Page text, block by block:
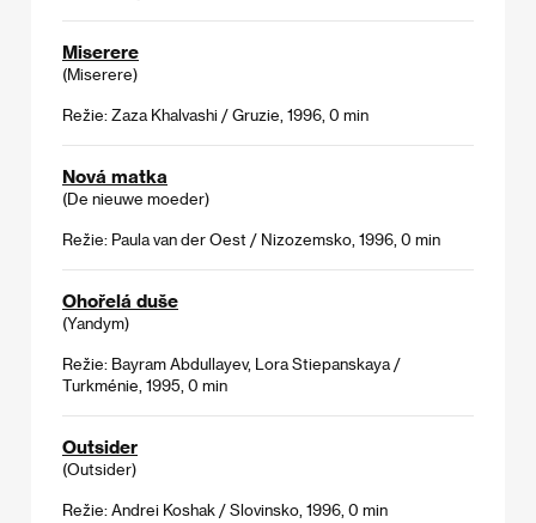
Miserere
(Miserere)
Režie: Zaza Khalvashi / Gruzie, 1996, 0 min
Nová matka
(De nieuwe moeder)
Režie: Paula van der Oest / Nizozemsko, 1996, 0 min
Ohořelá duše
(Yandym)
Režie: Bayram Abdullayev, Lora Stiepanskaya /
Turkménie, 1995, 0 min
Outsider
(Outsider)
Režie: Andrei Koshak / Slovinsko, 1996, 0 min